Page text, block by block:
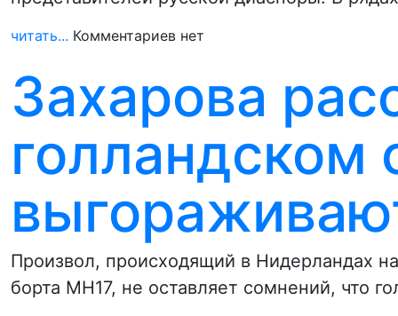
читать... Комментариев нет
Захарова
голландском
Произвол, происходящий в Нидерландах
борта МН17, не оставляет сомнений, что